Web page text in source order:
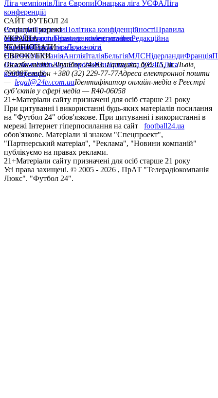
Ліга чемпіонівЛіга ЄвропиЮнацька ліга УЄФАЛіга
конференцій
САЙТ ФУТБОЛ 24
РедакціяПрогнозиПолітика конфіденційностіПравила
сайтуКонтактиПравила коментуванняРедакційна
політикаСтруктура власності
Соціальні мережі
facebookxyoutubeinstagramtelegramviber
УКРАЇНА
УкраїнаПерша лігаДруга ліга
ЧЕМПІОНАТИ
НімеччинаІспаніяАнгліяІталіяБельгіяМЛСНідерландиФранція
ЄВРОКУБКИ
Ліга чемпіонівЛіга ЄвропиЮнацька ліга УЄФАЛіга
конференцій
Онлайн-медіа «Футбол 24»пл. Галицька, буд. 15, м. Львів,
79008Телефон +380 (32) 229-77-77Адреса електронної пошти
— legal@24tv.com.uaІдентифікатор онлайн-медіа в Реєстрі
суб’єктів у сфері медіа — R40-06058
21+Матеріали сайту призначені для осіб старше 21 року
При цитуванні і використанні будь-яких матеріалів посилання
на "Футбол 24" обов'язкове. При цитуванні і використанні в
мережі Інтернет гіперпосилання на сайт
football24.ua
обов'язкове. Матеріали зі знаком "Спецпроект",
"Партнерський матеріал", "Реклама", "Новини компаній"
публікуємо на правах реклами.
21+Матеріали сайту призначені для осіб старше 21 року
Усi права захищенi. © 2005 - 2026 , ПрАТ "Телерадіокомпанія
Люкс". "Футбол 24".